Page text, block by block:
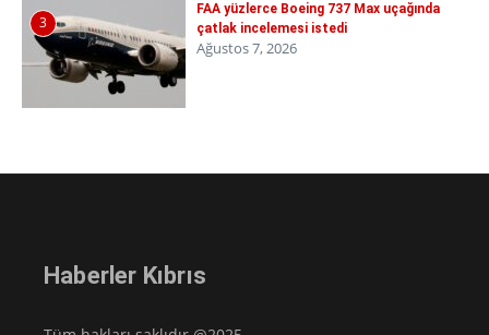
3
FAA yüzlerce Boeing 737 Max uçağında
çatlak incelemesi istedi
Ağustos 7, 2026
Haberler Kıbrıs